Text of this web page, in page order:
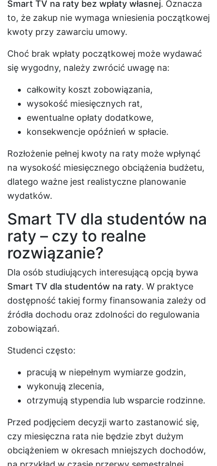
Smart TV na raty bez wpłaty własnej. Oznacza
to, że zakup nie wymaga wniesienia początkowej
kwoty przy zawarciu umowy.
Choć brak wpłaty początkowej może wydawać
się wygodny, należy zwrócić uwagę na:
całkowity koszt zobowiązania,
wysokość miesięcznych rat,
ewentualne opłaty dodatkowe,
konsekwencje opóźnień w spłacie.
Rozłożenie pełnej kwoty na raty może wpłynąć
na wysokość miesięcznego obciążenia budżetu,
dlatego ważne jest realistyczne planowanie
wydatków.
Smart TV dla studentów na
raty – czy to realne
rozwiązanie?
Dla osób studiujących interesującą opcją bywa
Smart TV dla studentów na raty. W praktyce
dostępność takiej formy finansowania zależy od
źródła dochodu oraz zdolności do regulowania
zobowiązań.
Studenci często:
pracują w niepełnym wymiarze godzin,
wykonują zlecenia,
otrzymują stypendia lub wsparcie rodzinne.
Przed podjęciem decyzji warto zastanowić się,
czy miesięczna rata nie będzie zbyt dużym
obciążeniem w okresach mniejszych dochodów,